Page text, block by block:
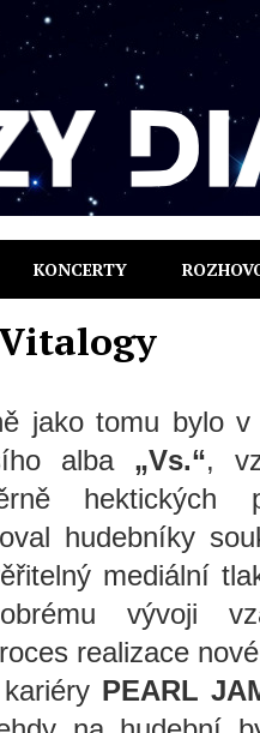
KONCERTY
jako tomu bylo
alba „Vs.“,
hektických
hudebníky
mediální
vývoji
realizace
PEARL